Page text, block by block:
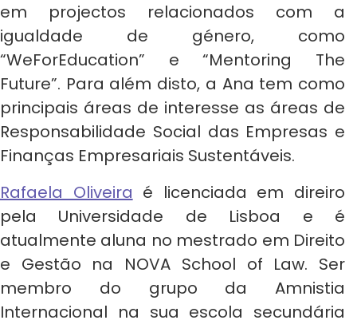
em projectos relacionados com a
igualdade de género, como
“WeForEducation” e “Mentoring The
Future”. Para além disto, a Ana tem como
principais áreas de interesse as áreas de
Responsabilidade Social das Empresas e
Finanças Empresariais Sustentáveis.
Rafaela Oliveira é licenciada em direiro
pela Universidade de Lisboa e é
atualmente aluna no mestrado em Direito
e Gestão na NOVA School of Law. Ser
membro do grupo da Amnistia
Internacional na sua escola secundária